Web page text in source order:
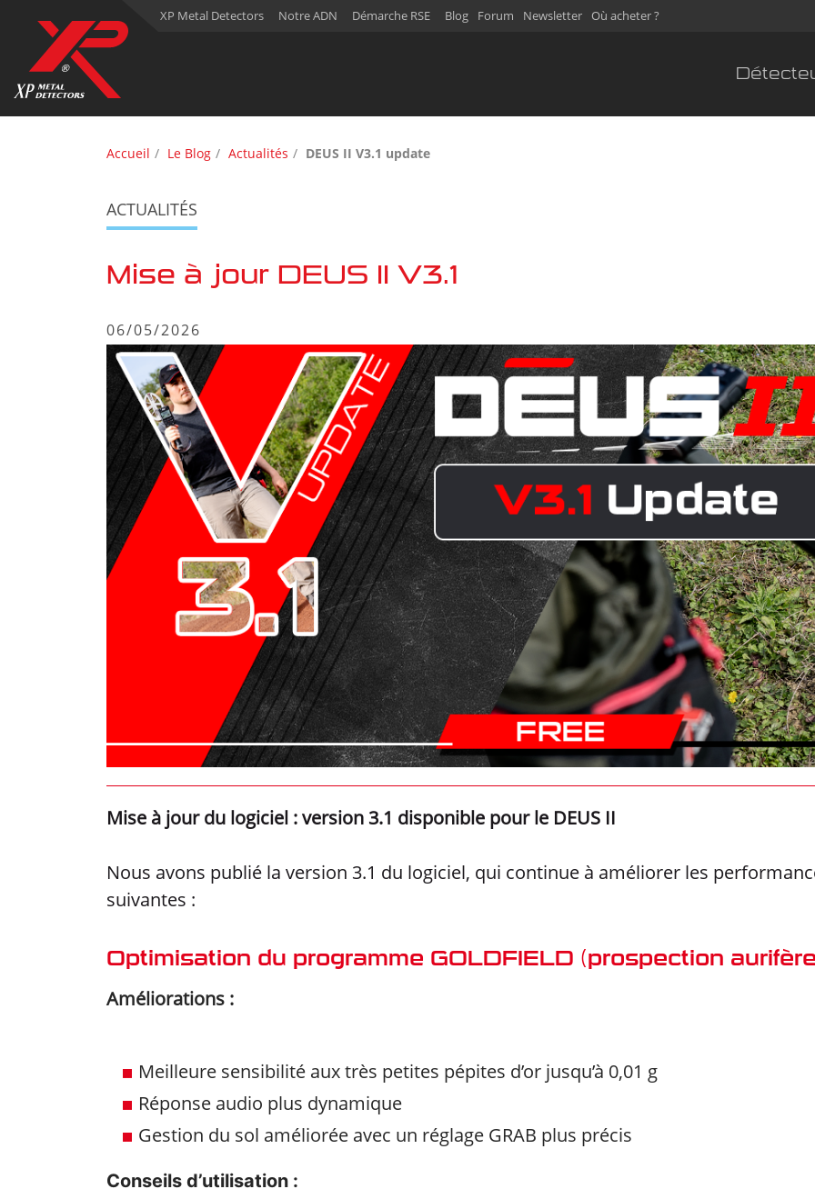
XP Metal Detectors Notre ADN Démarche RSE Blog Forum Newsletter Où acheter ?
Accueil Le Blog Actualités DEUS II V3.1 update
ACTUALITÉS
Mise à jour DEUS II V3.1
06/05/2026
Mise à jour du logiciel : version 3.1 disponible pour le DEUS II
Nous avons publié la version 3.1 du logiciel, qui continue à améliorer les
suivantes :
Optimisation du programme GOLDFIELD (prospection
Améliorations :
Meilleure sensibilité aux très petites pépites d’or jusqu’à 0,01 g
Réponse audio plus dynamique
Gestion du sol améliorée avec un réglage GRAB plus précis
Conseils d’utilisation :